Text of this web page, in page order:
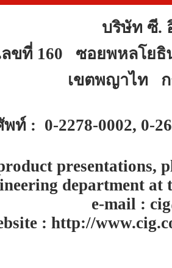
บริษัท ซี.
ขที่ 160 ซอยพหลโย
เขตพญาไท ก
ท์ : 0-2278-0002, 0-
presentations,
department at
e-mail :
: http://